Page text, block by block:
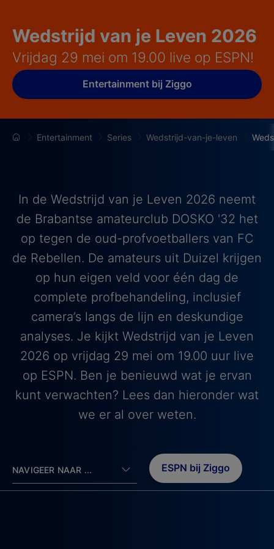
Wedstrijd van je Leven 2026
Vrijdag 29 mei om 19.00 live op ESPN!
Entertainment bij Ziggo
Entertainment Series Wedstrijd-van-je-leven
In de Wedstrijd van je Leven 2026 neemt
de Brabantse amateurclub DOSKO '32 het
op tegen de oud-profvoetballers van FC
de Rebellen. De amateurs uit Duizel krijgen
op hun eigen veld voor één dag de
complete profbehandeling, inclusief
camera’s langs de lijn en deskundige
analyses. Je kijkt Wedstrijd van je Leven
2026 op vrijdag 29 mei om 19.00 uur live
op ESPN. Ben je benieuwd wat je ervan
kunt verwachten? Lees dan hieronder wat
we er al over weten.
NAVIGEER NAAR ... ESPN bij Ziggo